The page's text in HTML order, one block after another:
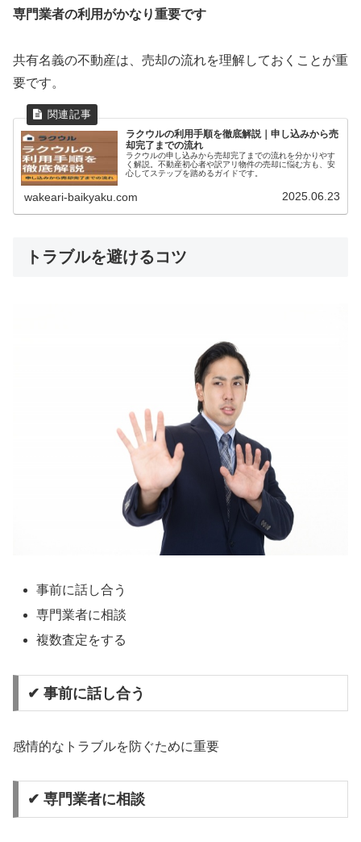
専門業者の利用がかなり重要です
共有名義の不動産は、売却の流れを理解しておくことが重
要です。
ラクウルの利用手順を徹底解説｜申し込みから売
却完了までの流れ
ラクウルの申し込みから売却完了までの流れを分かりやす
く解説。不動産初心者や訳アリ物件の売却に悩む方も、安
心してステップを踏めるガイドです。
wakeari-baikyaku.com 2025.06.23
トラブルを避けるコツ
事前に話し合う
専門業者に相談
複数査定をする
✔ 事前に話し合う
感情的なトラブルを防ぐために重要
✔ 専門業者に相談